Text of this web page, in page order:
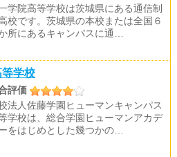
学院高等学校は茨城県にある通信制
校です。茨城県の本校または全国６
所にあるキャンパスに通…
学校
評価
法人佐藤学園ヒューマンキャンパス
学校は、総合学園ヒューマンアカデ
をはじめとした幾つかの…